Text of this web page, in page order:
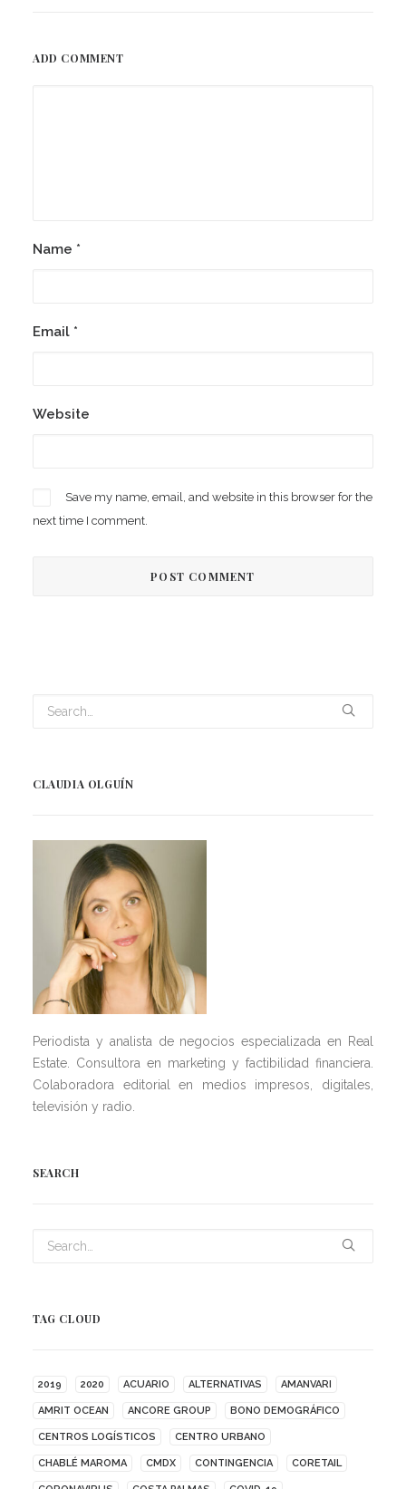
ADD COMMENT
Name *
Email *
Website
Save my name, email, and website in this browser for the
next time I comment.
CLAUDIA OLGUÍN
Periodista y analista de negocios especializada en Real
Estate. Consultora en marketing y factibilidad financiera.
Colaboradora editorial en medios impresos, digitales,
televisión y radio.
SEARCH
TAG CLOUD
2019 2020 ACUARIO ALTERNATIVAS AMANVARI
AMRIT OCEAN ANCORE GROUP BONO DEMOGRÁFICO
CENTROS LOGÍSTICOS CENTRO URBANO
CHABLÉ MAROMA CMDX CONTINGENCIA CORETAIL